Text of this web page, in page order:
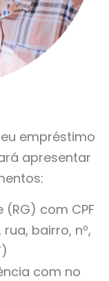
empréstimo
apresentar
com CPF
bairro, nº,
com no